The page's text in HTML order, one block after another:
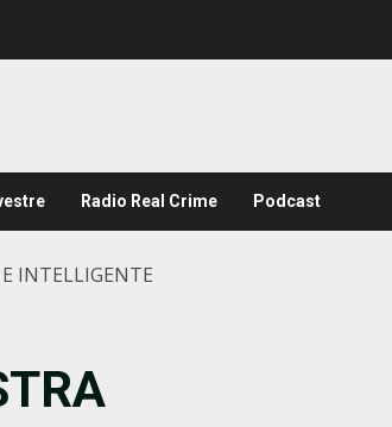
Radio Real Crime Podcast
INTELLIGENTE